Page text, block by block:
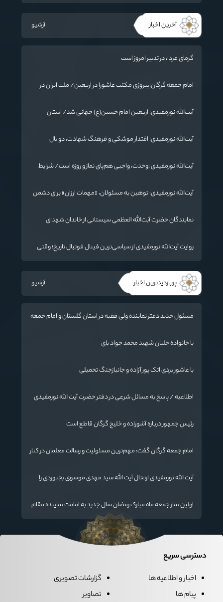
آخرین اخبار آرشیو
گرمای فردا، در تدبیر امروز است
امام جمعه گرگان:پیروزی مکتب عاشورا در اربعین/ ملت ایران در
آیت‌الله نورمفیدی: اربعین امام حسین(ع) جهانی شد/ استان
دارد
آیت‌الله نورمفیدی: اقتدار موشکی و فرهنگ شهادت، دو بال
آیت‌الله نورمفیدی :وحدت، واجبی هم‌پای نماز و روزه است/ شرایط
آیت‌الله نورمفیدی: توهین به مسئولان، «مهمات ارزان» برای دشمن
نمایندگان حضرت آیت‌الله العظمی سیستانی از خاندان شهدای
روایت آیت‌الله نورمفیدی از سیاسی‌ترین فینال فوتبال تاریخ؛ وقتی
پربازدیدترین اخبار آرشیو
مسئول جدید دفتر نماینده ولی فقیه در استان گلستان و امام جمعه
با خانواده خلبان شهید محمد جواد بای
با عاشور بردی اتک پور آزاده و جانبازجنگ تحمیلی
اطلاعیه / پاسخ به مسائل شرعی در دفتر حضرت آیت الله نورمفیدی
رئیس جمهور درباره آشوراده و خلیج گرگان قاطع است
امام جمعه گرگان گفت: مهم‌ترین مسئولیت و رسالت معلمان در کنار
مفید برای آینده ایران اسلامی است.
آیت الله نورمفیدی ارتحال آیت الله سيد مهدي موسوی بجنوردی را
اولین نماز جمعه ماه مبارک رمضان سال جدید به امامت نماینده مقام
معظم رهبری دراستان گلستان اقامه می گردد.
دسترسی سریع
اخبار و اطلاعیه ها
پیام ها
گزارشات تصویری
تصاویر